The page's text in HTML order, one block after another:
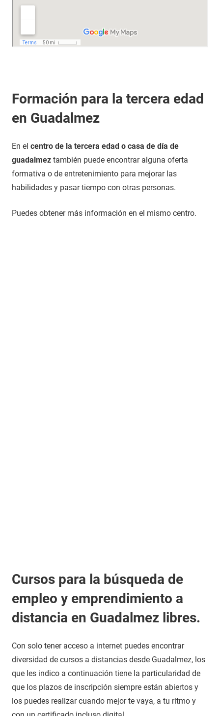
Formación para la tercera edad
en Guadalmez
En el centro de la tercera edad o casa de día de
guadalmez también puede encontrar alguna oferta
formativa o de entretenimiento para mejorar las
habilidades y pasar tiempo con otras personas.
Puedes obtener más información en el mismo centro.
Cursos para la búsqueda de
empleo y emprendimiento a
distancia en Guadalmez libres.
Con solo tener acceso a internet puedes encontrar
diversidad de cursos a distancias desde Guadalmez, los
que les indico a continuación tiene la particularidad de
que los plazos de inscripción siempre están abiertos y
los puedes realizar cuando mejor te vaya, a tu ritmo y